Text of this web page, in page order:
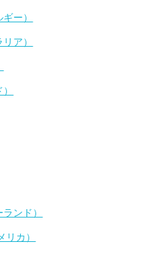
ー）
ア）
ンド）
カ）